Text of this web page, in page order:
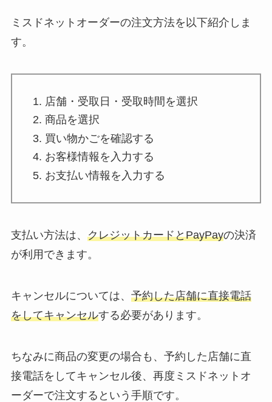
ミスドネットオーダーの注文方法を以下紹介しま
す。
店舗・受取日・受取時間を選択
商品を選択
買い物かごを確認する
お客様情報を入力する
お支払い情報を入力する
支払い方法は、 クレジットカードとPayPayの決済
が利用できます。
キャンセルについては、 予約した店舗に直接電話
をしてキャンセルする必要があります。
ちなみに商品の変更の場合も、予約した店舗に直
接電話をしてキャンセル後、再度ミスドネットオ
ーダーで注文するという手順です。